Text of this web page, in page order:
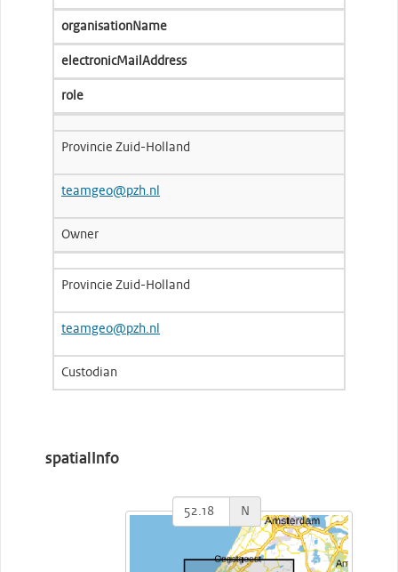
organisationName
electronicMailAddress
role
Provincie Zuid-Holland
teamgeo@pzh.nl
Owner
Provincie Zuid-Holland
teamgeo@pzh.nl
Custodian
spatialInfo
N